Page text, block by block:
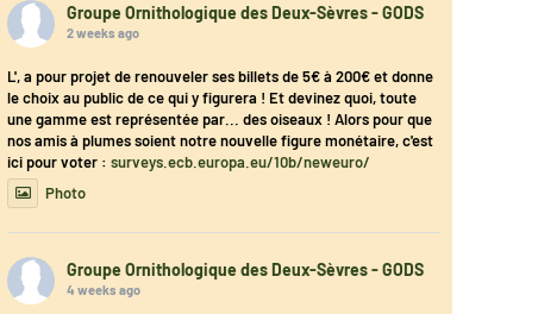
Groupe Ornithologique des Deux-Sèvres - GODS
2 weeks ago
L', a pour projet de renouveler ses billets de 5€ à 200€ et donne
le choix au public de ce qui y figurera ! Et devinez quoi, toute
une gamme est représentée par... des oiseaux ! Alors pour que
nos amis à plumes soient notre nouvelle figure monétaire, c'est
ici pour voter : surveys.ecb.europa.eu/10b/neweuro/
Photo
Groupe Ornithologique des Deux-Sèvres - GODS
4 weeks ago